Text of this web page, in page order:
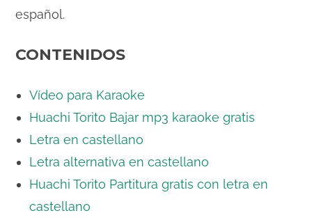
español.
CONTENIDOS
Vídeo para Karaoke
Huachi Torito Bajar mp3 karaoke gratis
Letra en castellano
Letra alternativa en castellano
Huachi Torito Partitura gratis con letra en
castellano